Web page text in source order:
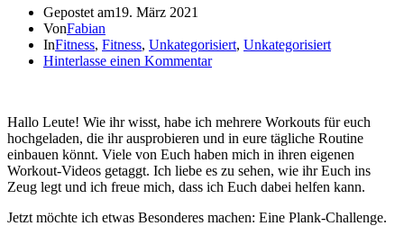
Gepostet am19. März 2021
VonFabian
InFitness, Fitness, Unkategorisiert, Unkategorisiert
Hinterlasse einen Kommentar
Hallo Leute! Wie ihr wisst, habe ich mehrere Workouts für euch
hochgeladen, die ihr ausprobieren und in eure tägliche Routine
einbauen könnt. Viele von Euch haben mich in ihren eigenen
Workout-Videos getaggt. Ich liebe es zu sehen, wie ihr Euch ins
Zeug legt und ich freue mich, dass ich Euch dabei helfen kann.
Jetzt möchte ich etwas Besonderes machen: Eine Plank-Challenge.